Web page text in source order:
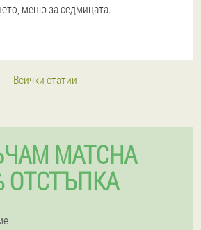
меню за седмицата.
Всички статии
MATCHA
ОТСТЪПКА